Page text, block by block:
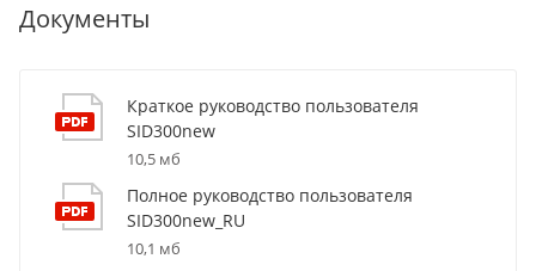
Документы
Краткое руководство пользователя
SID300new
10,5 мб
Полное руководство пользователя
SID300new_RU
10,1 мб